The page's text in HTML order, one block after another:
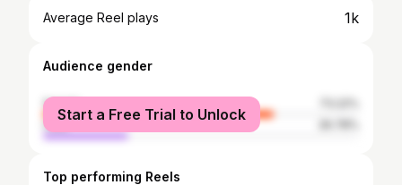
Average Reel plays 1k
Audience gender
female
male
Start a Free Trial to Unlock
Top performing Reels